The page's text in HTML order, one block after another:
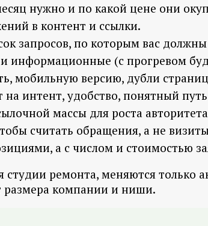
нужно и по какой цене они
в контент и ссылки.
запросов, по которым вас
информационные (с прогревом
мобильную версию, дубли
интент, удобство, понятный путь
массы для роста
считать обращения, а не
а с числом и стоимостью
ремонта, меняются только
размера компании и ниши.